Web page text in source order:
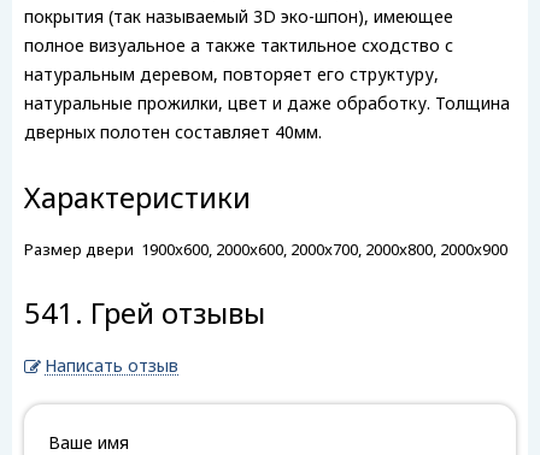
покрытия (так называемый 3D эко-шпон), имеющее
полное визуальное а также тактильное сходство с
натуральным деревом, повторяет его структуру,
натуральные прожилки, цвет и даже обработку. Толщина
дверных полотен составляет 40мм.
Характеристики
Размер двери 1900x600, 2000x600, 2000x700, 2000x800, 2000x900
541. Грей отзывы
Написать отзыв
Ваше имя